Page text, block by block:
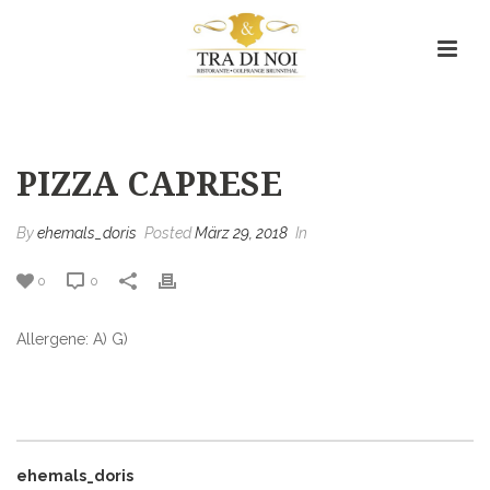
Pizza Caprese
PIZZA CAPRESE
Byehemals_doris PostedMärz 29, 2018 In
0 0
Allergene: A) G)
ehemals_doris